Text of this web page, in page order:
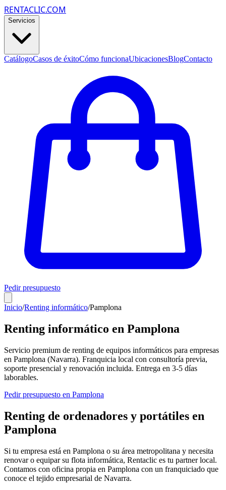
RENTACLIC.COM
Servicios
CatálogoCasos de éxitoCómo funcionaUbicacionesBlogContacto
Pedir presupuesto
Inicio/Renting informático/Pamplona
Renting informático en Pamplona
Servicio premium de renting de equipos informáticos para empresas
en Pamplona (Navarra). Franquicia local con consultoría previa,
soporte presencial y renovación incluida. Entrega en 3-5 días
laborables.
Pedir presupuesto en Pamplona
Renting de ordenadores y portátiles en
Pamplona
Si tu empresa está en Pamplona o su área metropolitana y necesita
renovar o equipar su flota informática, Rentaclic es tu partner local.
Contamos con oficina propia en Pamplona con un franquiciado que
conoce el tejido empresarial de Navarra.